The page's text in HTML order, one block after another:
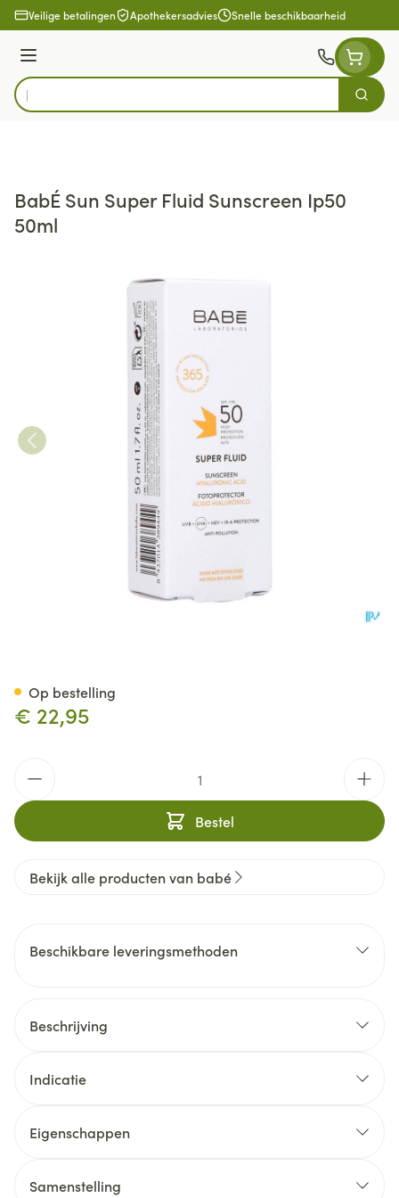
Ga naar de inhoud
Veilige betalingen Apothekersadvies Snelle beschikbaarheid
Menu
Product, merk, categorie...
Zoek
BabÉ Sun Super Fluid Sunscreen Ip50
50ml
€ 22,95
Bestel
Op bestelling
Bekijk alle producten van babé
Beschikbare leveringsmethoden
Beschrijving
Indicatie
Eigenschappen
Samenstelling